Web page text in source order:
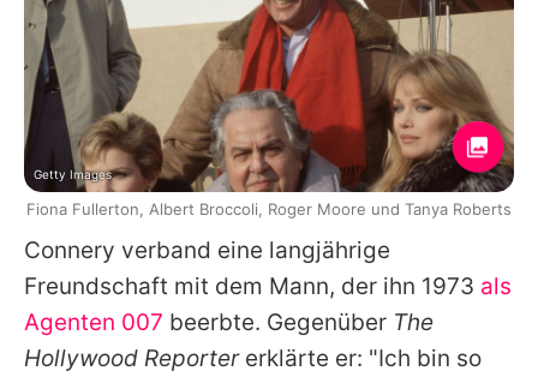
Connery verband eine langjährige
Freundschaft mit dem Mann, der ihn 1973 als
Agenten 007 beerbte. Gegenüber The
Hollywood Reportererklärte er: "Ich bin so
Getty Images
Fiona Fullerton, Albert Broccoli, Roger Moore und Tanya Roberts